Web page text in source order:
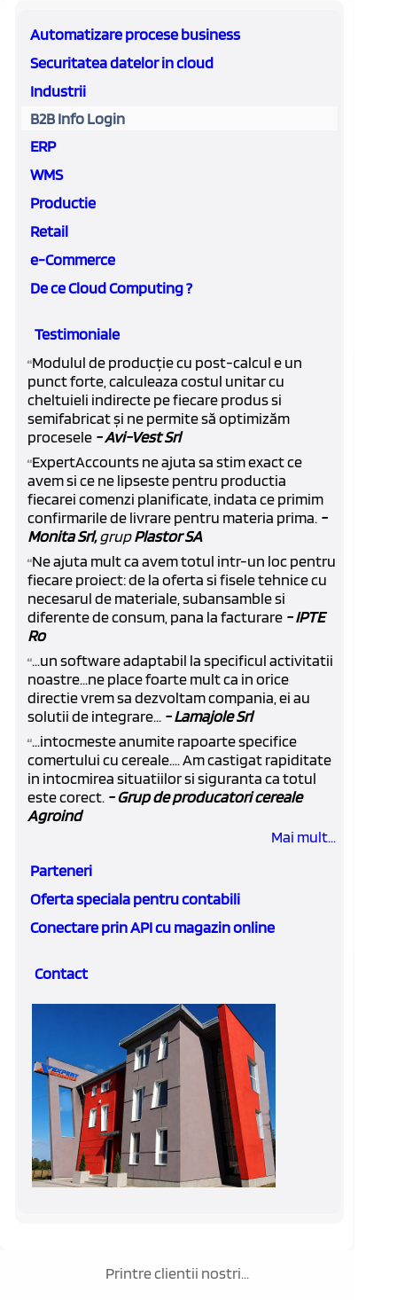
Automatizare procese business
Securitatea datelor in cloud
Industrii
B2B Info Login
ERP
WMS
Productie
Retail
e-Commerce
De ce Cloud Computing ?
Testimoniale
“Modulul de producție cu post-calcul e un
punct forte, calculeaza costul unitar cu
cheltuieli indirecte pe fiecare produs si
semifabricat și ne permite să optimizăm
procesele - Avi-Vest Srl
“ExpertAccounts ne ajuta sa stim exact ce
avem si ce ne lipseste pentru productia
fiecarei comenzi planificate, indata ce primim
confirmarile de livrare pentru materia prima. -
Monita Srl,grupPlastor SA
“Ne ajuta mult ca avem totul intr-un loc pentru
fiecare proiect: de la oferta si fisele tehnice cu
necesarul de materiale, subansamble si
diferente de consum, pana la facturare - IPTE
Ro
“...un software adaptabil la specificul activitatii
noastre...ne place foarte mult ca in orice
directie vrem sa dezvoltam compania, ei au
solutii de integrare... - Lamajole Srl
“...intocmeste anumite rapoarte specifice
comertului cu cereale.... Am castigat rapiditate
in intocmirea situatiilor si siguranta ca totul
este corect. - Grup de producatori cereale
Agroind
Mai mult...
Parteneri
Oferta speciala pentru contabili
Conectare prin API cu magazin online
Contact
Printre clientii nostri...